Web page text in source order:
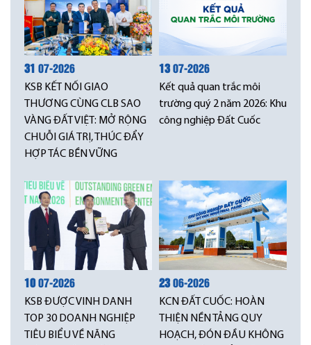
31 07-2026
KSB KẾT NỐI GIAO
THƯƠNG CÙNG CLB SAO
VÀNG ĐẤT VIỆT: MỞ RỘNG
CHUỖI GIÁ TRỊ, THÚC ĐẨY
HỢP TÁC BỀN VỮNG
1307-2026
Kết quả quan trắc môi
trường quý 2 năm 2026: Khu
công nghiệp Đất Cuốc
1007-2026
KSB ĐƯỢC VINH DANH
TOP 30 DOANH NGHIỆP
TIÊU BIỂU VỀ NĂNG
2306-2026
KCN ĐẤT CUỐC: HOÀN
THIỆN NỀN TẢNG QUY
HOẠCH, ĐÓN ĐẦU KHÔNG